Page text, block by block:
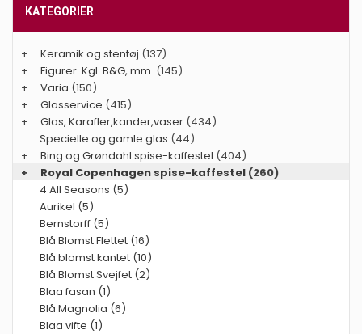
KATEGORIER
+ Keramik og stentøj (137)
+
Figurer. Kgl. B&G, mm. (145)
+
Varia (150)
+
Glasservice (415)
+
Glas, Karafler,kander,vaser (434)
Specielle og gamle glas (44)
+
Bing og Grøndahl spise-kaffestel (404)
+
Royal Copenhagen spise-kaffestel (260)
4 All Seasons (5)
Aurikel (5)
Bernstorff (5)
Blå Blomst Flettet (16)
Blå blomst kantet (10)
Blå Blomst Svejfet (2)
Blaa fasan (1)
Blå Magnolia (6)
Blaa vifte (1)